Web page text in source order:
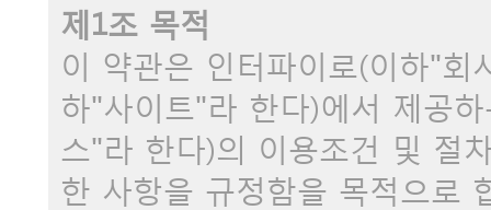
제1조 목적
이 약관은 인터파이로(이하"
하"사이트"라 한다)에서 제공
스"라 한다)의 이용조건 및 절
한 사항을 규정함을 목적으로